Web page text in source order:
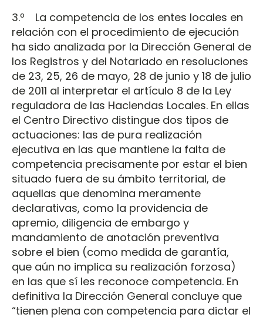
3.º La competencia de los entes locales en
relación con el procedimiento de ejecución
ha sido analizada por la Dirección General de
los Registros y del Notariado en resoluciones
de 23, 25, 26 de mayo, 28 de junio y 18 de julio
de 2011 al interpretar el artículo 8 de la Ley
reguladora de las Haciendas Locales. En ellas
el Centro Directivo distingue dos tipos de
actuaciones: las de pura realización
ejecutiva en las que mantiene la falta de
competencia precisamente por estar el bien
situado fuera de su ámbito territorial, de
aquellas que denomina meramente
declarativas, como la providencia de
apremio, diligencia de embargo y
mandamiento de anotación preventiva
sobre el bien (como medida de garantía,
que aún no implica su realización forzosa)
en las que sí les reconoce competencia. En
definitiva la Dirección General concluye que
“tienen plena con competencia para dictar el